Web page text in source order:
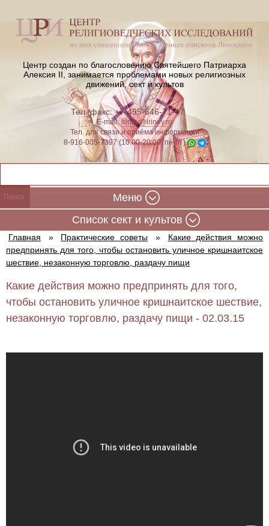
Центр создан по благословению Святейшего Патриарха
Алексия II, занимается проблемами новых религиозных
движений, сект и культов
Тел./факс: +7-495-646-71-47
E-mail:iriney@iriney.ru
Тел. для связи и приёма информации
8-916-005-7397 (10:00-20:00, пн-пт)
Меню
Cписок сект и культов
Главная » Практические советы »
Какие действия можно
предпринять для того, чтобы остановить уличное кришнаитское
шествие, незаконную торговлю, раздачу пищи
Какие действия можно предпринять для того,
чтобы остановить уличное кришнаитское шествие,
незаконную торговлю, раздачу пищи - 02.03.15